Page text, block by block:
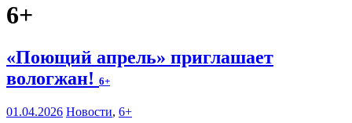
6+
«Поющий апрель» приглашает
вологжан! 6+
01.04.2026 Новости, 6+